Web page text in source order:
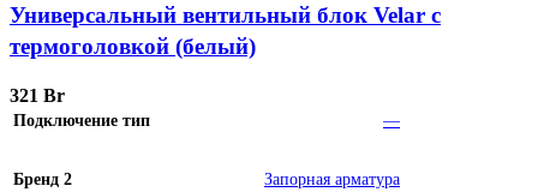
Универсальный вентильный блок Velar с
термоголовкой (белый)
321 Br
Подключение тип —
Бренд 2 Запорная арматура